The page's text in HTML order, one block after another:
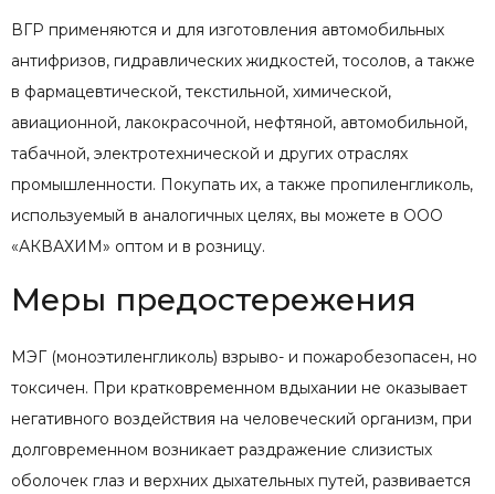
ВГР применяются и для изготовления автомобильных
антифризов, гидравлических жидкостей, тосолов, а также
в фармацевтической, текстильной, химической,
авиационной, лакокрасочной, нефтяной, автомобильной,
табачной, электротехнической и других отраслях
промышленности. Покупать их, а также пропиленгликоль,
используемый в аналогичных целях, вы можете в ООО
«АКВАХИМ» оптом и в розницу.
Меры предостережения
МЭГ (моноэтиленгликоль) взрыво- и пожаробезопасен, но
токсичен. При кратковременном вдыхании не оказывает
негативного воздействия на человеческий организм, при
долговременном возникает раздражение слизистых
оболочек глаз и верхних дыхательных путей, развивается